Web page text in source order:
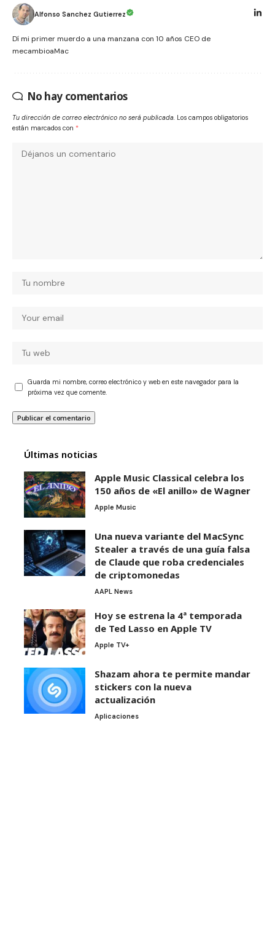
Alfonso Sanchez Gutierrez
Dí mi primer muerdo a una manzana con 10 años CEO de
mecambioaMac
No hay comentarios
Tu dirección de correo electrónico no será publicada. Los campos obligatorios
están marcados con *
Guarda mi nombre, correo electrónico y web en este navegador para la
próxima vez que comente.
Últimas noticias
Apple Music Classical celebra los
150 años de «El anillo» de Wagner
Apple Music
Una nueva variante del MacSync
Stealer a través de una guía falsa
de Claude que roba credenciales
de criptomonedas
AAPL News
Hoy se estrena la 4ª temporada
de Ted Lasso en Apple TV
Apple TV+
Shazam ahora te permite mandar
stickers con la nueva
actualización
Aplicaciones